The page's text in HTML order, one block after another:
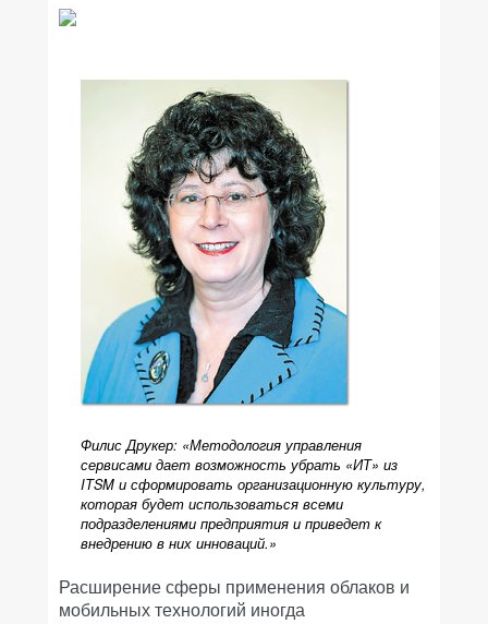
Филис Друкер: «Методология управления
сервисами дает возможность убрать «ИТ» из
ITSM и сформировать организационную культуру,
которая будет использоваться всеми
подразделениями предприятия и приведет к
внедрению в них инноваций.»
Расширение сферы применения облаков и
мобильных технологий иногда